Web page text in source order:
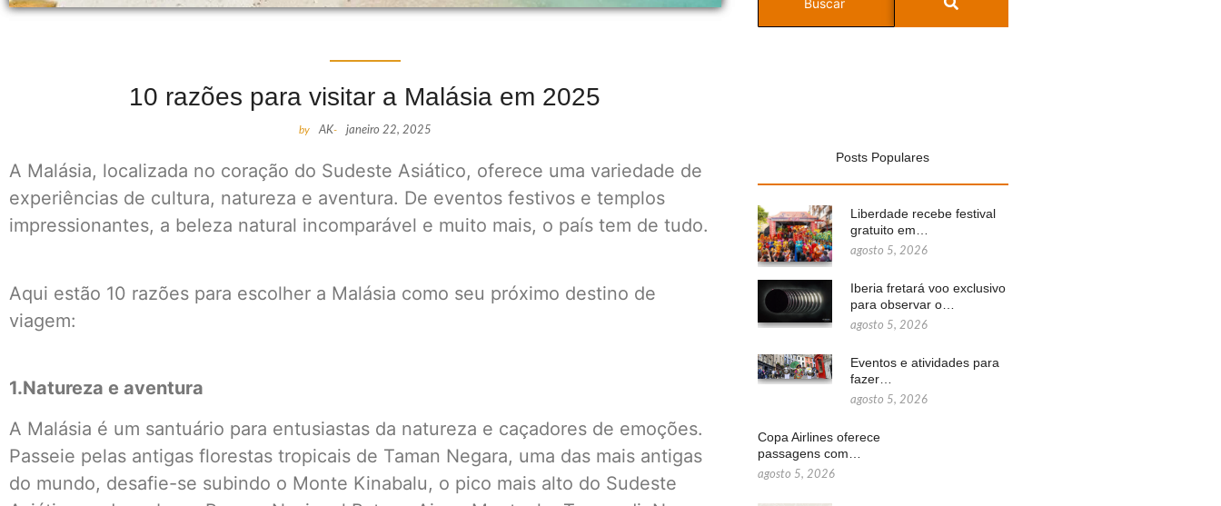
10 razões para visitar a Malásia em 2025
by AK- janeiro 22, 2025
A Malásia, localizada no coração do Sudeste Asiático, oferece uma variedade de
experiências de cultura, natureza e aventura. De eventos festivos e templos
impressionantes, a beleza natural incomparável e muito mais, o país tem de tudo.
Aqui estão 10 razões para escolher a Malásia como seu próximo destino de
viagem:
1.Natureza e aventura
A Malásia é um santuário para entusiastas da natureza e caçadores de emoções.
Passeie pelas antigas florestas tropicais de Taman Negara, uma das mais antigas
do mundo, desafie-se subindo o Monte Kinabalu, o pico mais alto do Sudeste
Posts Populares
Liberdade recebe festival
gratuito em…
agosto 5, 2026
Iberia fretará voo exclusivo
para observar o…
agosto 5, 2026
Eventos e atividades para
fazer…
agosto 5, 2026
Copa Airlines oferece
passagens com…
agosto 5, 2026